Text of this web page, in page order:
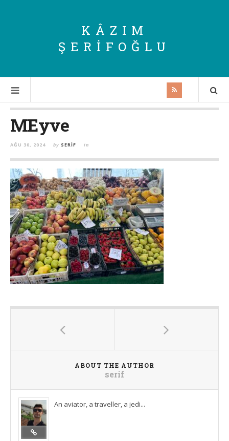
KÂZIM
ŞERIFOĞLU
MEyve
AĞU 30, 2024 by SERIF in
ABOUT THE AUTHOR
serif
An aviator, a traveller, a jedi...